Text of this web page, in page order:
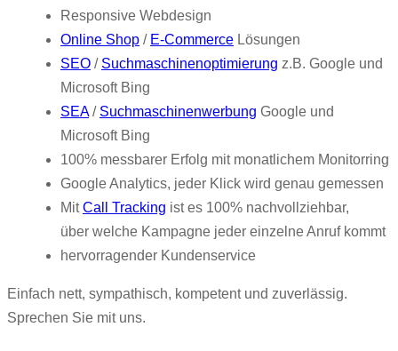
Responsive Webdesign
Online Shop / E-Commerce Lösungen
SEO / Suchmaschinenoptimierung z.B. Google und
Microsoft Bing
SEA/ Suchmaschinenwerbung Google und
Microsoft Bing
100% messbarer Erfolg mit monatlichem Monitorring
Google Analytics, jeder Klick wird genau gemessen
MitCall Tracking ist es 100% nachvollziehbar,
über welche Kampagne jeder einzelne Anruf kommt
hervorragender Kundenservice
Einfach nett, sympathisch, kompetent und zuverlässig.
Sprechen Sie mit uns.